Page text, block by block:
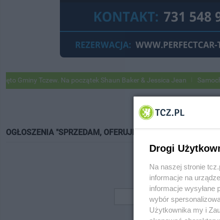
Tczew. Na początek Shaun Baker & Jessica Jean Samochody
OGŁOSZENIA "SPRZEDAM, OFERUJĘ"
Drogi
Na naszej stronie
informacje na
informacje wysyłane
wybór
Użytkownika my i